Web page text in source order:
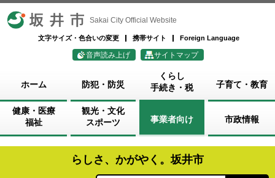
坂井市 Sakai City Official Website
文字サイズ・色合いの変更 携帯サイト Foreign Language
音声読み上げ サイトマップ
ホーム 防犯・防災
くらし
手続き・税
子育て・教育
健康・医療
福祉
観光・文化
スポーツ
事業者向け 市政情報
らしさ、かがやく。坂井市